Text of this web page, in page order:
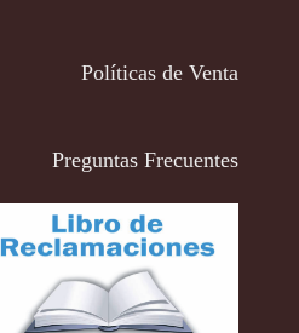
Políticas de Venta
Preguntas Frecuentes